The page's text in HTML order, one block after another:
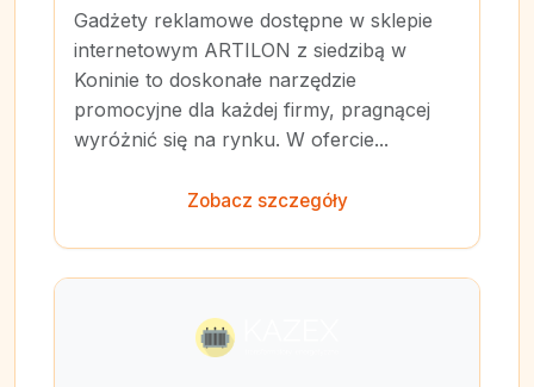
Gadżety reklamowe dostępne w sklepie
internetowym ARTILON z siedzibą w
Koninie to doskonałe narzędzie
promocyjne dla każdej firmy, pragnącej
wyróżnić się na rynku. W ofercie...
Zobacz szczegóły